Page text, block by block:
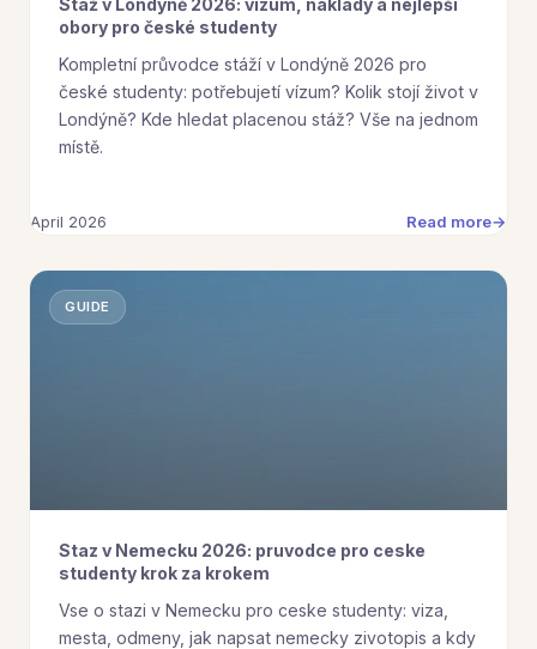
Stáž v Londýně 2026: vízum, náklady a nejlepší
obory pro české studenty
Kompletní průvodce stáží v Londýně 2026 pro
české studenty: potřebujetí vízum? Kolik stojí život v
Londýně? Kde hledat placenou stáž? Vše na jednom
místě.
April 2026 Read more
GUIDE
Staz v Nemecku 2026: pruvodce pro ceske
studenty krok za krokem
Vse o stazi v Nemecku pro ceske studenty: viza,
mesta, odmeny, jak napsat nemecky zivotopis a kdy